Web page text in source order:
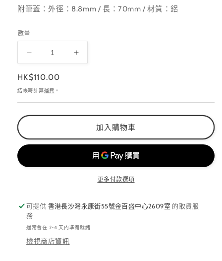
附筆蓋：外徑：8.8mm / 長：70mm / 材質：鋁
數量
Presto
療
筆
Art
數
少
Presto
Art
數
加
定
價
HK$110.00
結帳時計算運費 。
加入購物車
更多付款選項
可提供 香港長沙灣永康街55號金百盛中心2609室 的取貨服
務
通常會在 2-4 天內準備就緒
檢視商店資訊